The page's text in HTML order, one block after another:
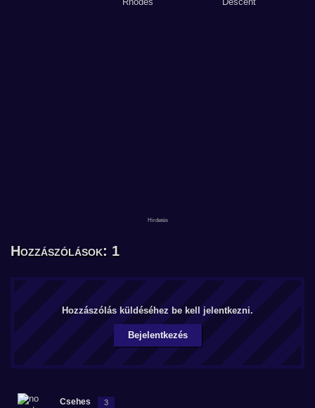
Hozzászólások: 1
Hozzászólás küldéséhez be kell jelentkezni.
Bejelentkezés
Csehes 3